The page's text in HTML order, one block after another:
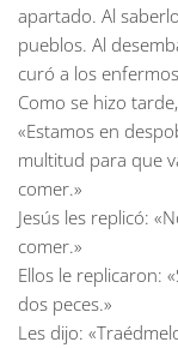
apartado. Al
pueblos. Al
curó a los
Como se hizo
«Estamos en
multitud para que
comer.»
Jesús les replicó:
comer.»
Ellos le replicaron:
dos peces.»
Les dijo: